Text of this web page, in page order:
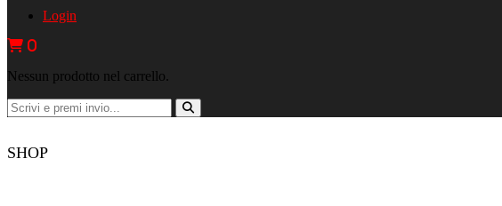
Login
0
Nessun prodotto nel carrello.
SHOP